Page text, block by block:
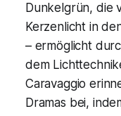
Dunkelgrün, die
Kerzenlicht in
– ermöglicht
dem
Caravaggio
Dramas bei,